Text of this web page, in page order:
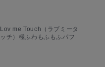
Lov me Touch（ラブミータ
ッチ）極ふわもふもふパフ